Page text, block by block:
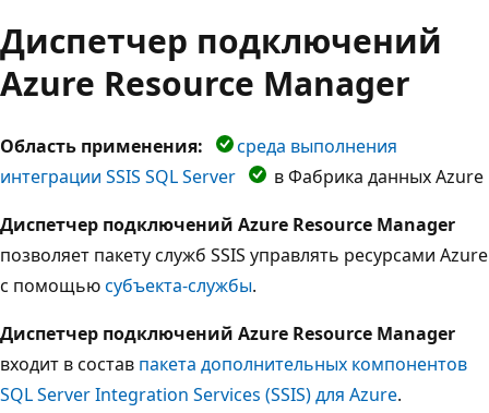
Диспетчер подключений
Azure Resource Manager
Область применения:
среда выполнения
интеграции SSIS SQL Server
в Фабрика данных Azure
Диспетчер подключений Azure Resource Manager
позволяет пакету служб SSIS управлять ресурсами Azure
с помощьюсубъекта-службы.
Диспетчер подключений Azure Resource Manager
входит в состав пакета дополнительных компонентов
SQL Server Integration Services (SSIS) для Azure.